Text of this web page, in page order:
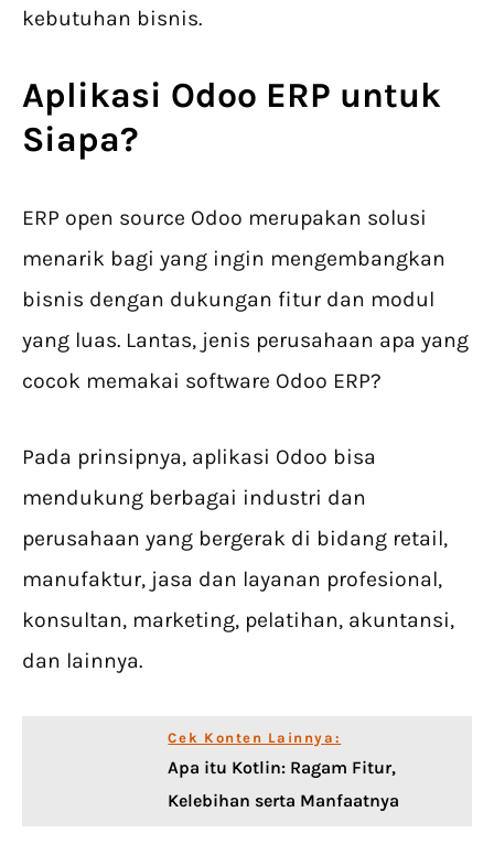
kebutuhan bisnis.
Aplikasi Odoo ERP untuk
Siapa?
ERP open source Odoo merupakan solusi
menarik bagi yang ingin mengembangkan
bisnis dengan dukungan fitur dan modul
yang luas. Lantas, jenis perusahaan apa yang
cocok memakai software Odoo ERP?
Pada prinsipnya, aplikasi Odoo bisa
mendukung berbagai industri dan
perusahaan yang bergerak di bidang retail,
manufaktur, jasa dan layanan profesional,
konsultan, marketing, pelatihan, akuntansi,
dan lainnya.
Cek Konten Lainnya:
Apa itu Kotlin: Ragam Fitur,
Kelebihan serta Manfaatnya